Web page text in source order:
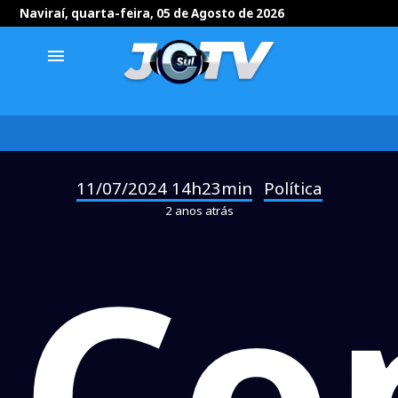
Naviraí, quarta-feira, 05 de Agosto de 2026
menu
11/07/2024 14h23min Política
2 anos atrás